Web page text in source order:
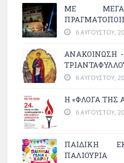
ΜΕ
6 ΑΥΓΟΎΣΤΟΥ,
ΑΝΑΚΟΙΝΩΣΗ
6 ΑΥΓΟΎΣΤΟΥ,
Η «ΦΛΌΓΑ ΤΗΣ
6 ΑΥΓΟΎΣΤΟΥ,
ΠΑΙΔΙΚΗ
ΠΑΛΙΟΥΡΙΑ